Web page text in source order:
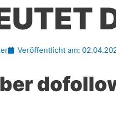
Veröffentlicht am: